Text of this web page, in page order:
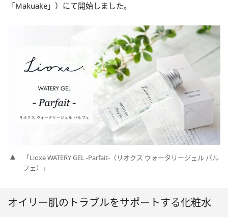
「Makuake」）にて開始しました。
「Lioxe WATERY GEL -Parfait-（リオクス ウォータリージェル パル
フェ）」
オイリー肌のトラブルをサポートする化粧水